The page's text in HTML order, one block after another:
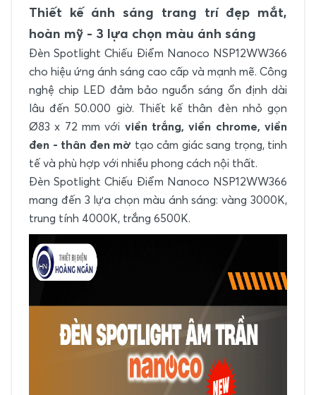
Thiết kế ánh sáng trang trí đẹp mắt,
hoàn mỹ - 3 lựa chọn màu ánh sáng
Đèn Spotlight Chiếu Điểm Nanoco NSP12WW366
cho hiệu ứng ánh sáng cao cấp và mạnh mẽ. Công
nghệ chip LED đảm bảo nguồn sáng ổn định dài
lâu đến 50.000 giờ. Thiết kế thân đèn nhỏ gọn
Ø83 x 72 mm với viền trắng, viền chrome, viền
đen - thân đen mờ tạo cảm giác sang trọng, tinh
tế và phù hợp với nhiều phong cách nội thất.
Đèn Spotlight Chiếu Điểm Nanoco NSP12WW366
mang đến 3 lựa chọn màu ánh sáng: vàng 3000K,
trung tính 4000K, trắng 6500K.